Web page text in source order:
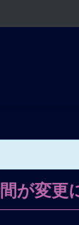
が変